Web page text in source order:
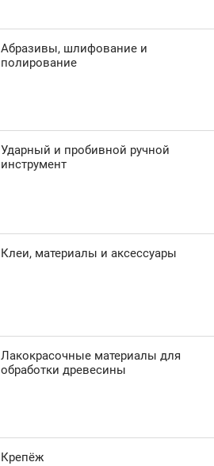
Абразивы, шлифование и
полирование
Ударный и пробивной ручной
инструмент
Клеи, материалы и аксессуары
Лакокрасочные материалы для
обработки древесины
Крепёж